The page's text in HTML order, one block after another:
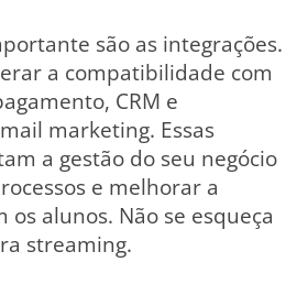
são as integrações.
a compatibilidade com
CRM e
marketing. Essas
a gestão do seu negócio
e melhorar a
os alunos. Não se esqueça
streaming.